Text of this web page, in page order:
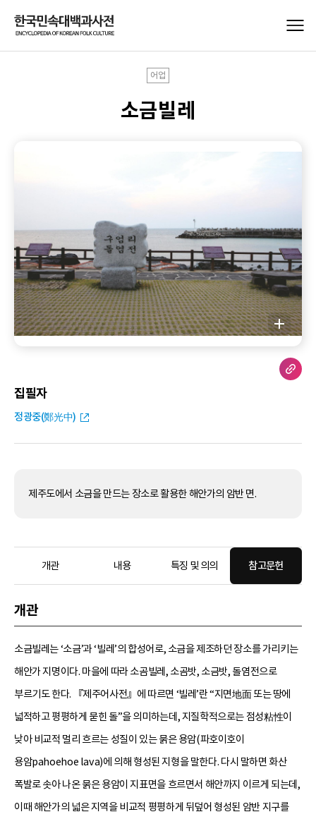
어업
소금빌레
집필자
정광중(鄭光中)
제주도에서 소금을 만드는 장소로 활용한 해안가의 암반 면.
개관 내용 특징 및 의의 참고문헌
개관
소금빌레는 ‘소금’과 ‘빌레’의 합성어로, 소금을 제조하던 장소를 가리키는
해안가 지명이다. 마을에 따라 소곰빌레, 소곰밧, 소금밧, 돌염전으로
부르기도 한다. 『제주어사전』에 따르면 ‘빌레’란 “지면地面 또는 땅에
넓적하고 평평하게 묻힌 돌”을 의미하는데, 지질학적으로는 점성粘性이
낮아 비교적 멀리 흐르는 성질이 있는 묽은 용암(파호이호이
용암pahoehoe lava)에 의해 형성된 지형을 말한다. 다시 말하면 화산
폭발로 솟아 나온 묽은 용암이 지표면을 흐르면서 해안까지 이르게 되는데,
이때 해안가의 넓은 지역을 비교적 평평하게 뒤덮어 형성된 암반 지구를